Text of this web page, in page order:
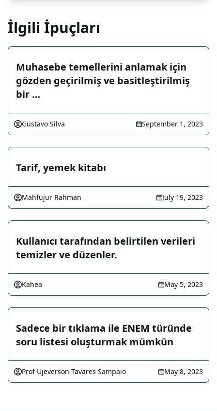
İlgili İpuçları
Muhasebe temellerini anlamak için
gözden geçirilmiş ve basitleştirilmiş
bir …
Gustavo Silva September 1, 2023
Tarif, yemek kitabı
Mahfujur Rahman July 19, 2023
Kullanıcı tarafından belirtilen verileri
temizler ve düzenler.
Kahea May 5, 2023
Sadece bir tıklama ile ENEM türünde
soru listesi oluşturmak mümkün
Prof Ujeverson Tavares Sampaio May 8, 2023